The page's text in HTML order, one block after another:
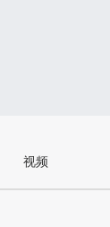
视频